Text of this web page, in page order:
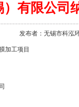
有限公司
发布者：无锡市科泓
加工项目